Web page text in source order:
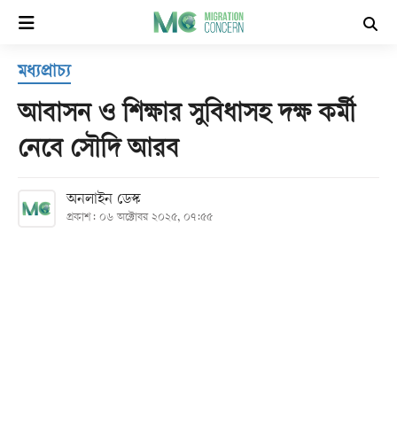
হোম
সর্বশেষ
বিভাগ
মধ্যপ্রাচ্য
আবাসন ও শিক্ষার সুবিধাসহ দক্ষ কর্মী
নেবে সৌদি আরব
অনলাইন ডেস্ক
প্রকাশ: ০৬ অক্টোবর ২০২৫, ০৭:৫৫